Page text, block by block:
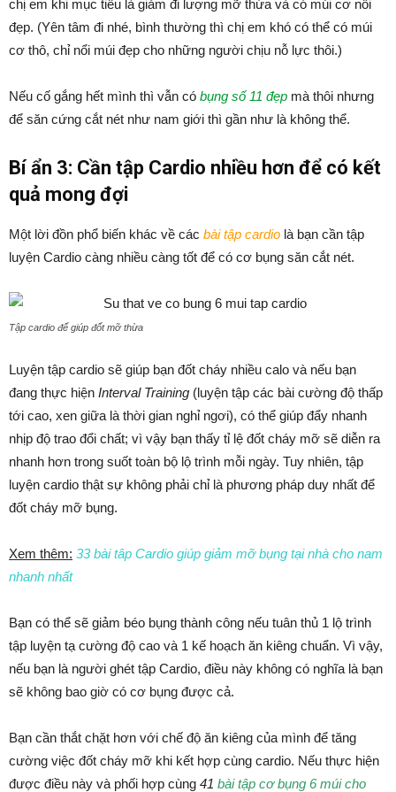
chị em khi mục tiêu là giảm đi lượng mỡ thừa và có múi cơ nổi
đẹp. (Yên tâm đi nhé, bình thường thì chị em khó có thể có múi
cơ thô, chỉ nổi múi đẹp cho những người chịu nỗ lực thôi.)
Nếu cố gắng hết mình thì vẫn có bụng số 11 đẹp mà thôi nhưng
để săn cứng cắt nét như nam giới thì gần như là không thể.
Bí ẩn 3: Cần tập Cardio nhiều hơn để có kết
quả mong đợi
Một lời đồn phổ biến khác về các bài tập cardio là bạn cần tập
luyện Cardio càng nhiều càng tốt để có cơ bụng săn cắt nét.
Tập cardio để giúp đốt mỡ thừa
Luyện tập cardio sẽ giúp bạn đốt cháy nhiều calo và nếu bạn
đang thực hiện Interval Training (luyện tập các bài cường độ thấp
tới cao, xen giữa là thời gian nghỉ ngơi), có thể giúp đẩy nhanh
nhịp độ trao đổi chất; vì vậy bạn thấy tỉ lệ đốt cháy mỡ sẽ diễn ra
nhanh hơn trong suốt toàn bộ lộ trình mỗi ngày. Tuy nhiên, tập
luyện cardio thật sự không phải chỉ là phương pháp duy nhất để
đốt cháy mỡ bụng.
Xem thêm: 33 bài tâp Cardio giúp giảm mỡ bụng tại nhà cho nam
nhanh nhất
Bạn có thể sẽ giảm béo bụng thành công nếu tuân thủ 1 lộ trình
tập luyện tạ cường độ cao và 1 kế hoạch ăn kiêng chuẩn. Vì vậy,
nếu bạn là người ghét tập Cardio, điều này không có nghĩa là bạn
sẽ không bao giờ có cơ bụng được cả.
Bạn cần thắt chặt hơn với chế độ ăn kiêng của mình để tăng
cường việc đốt cháy mỡ khi kết hợp cùng cardio. Nếu thực hiện
được điều này và phối hợp cùng 41 bài tập cơ bụng 6 múi cho